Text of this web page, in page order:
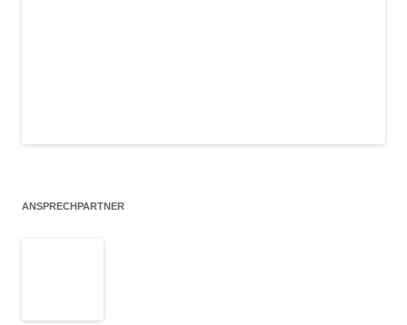
ANSPRECHPARTNER